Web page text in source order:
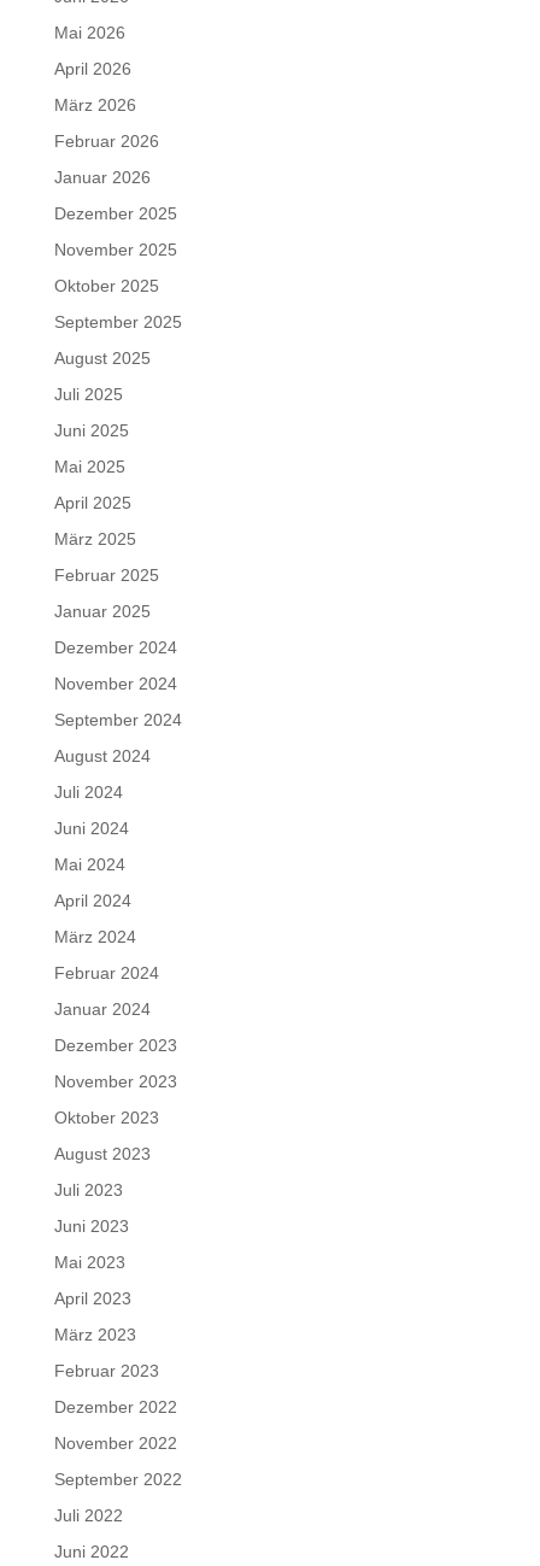
Mai 2026
April 2026
März 2026
Februar 2026
Januar 2026
Dezember 2025
November 2025
Oktober 2025
September 2025
August 2025
Juli 2025
Juni 2025
Mai 2025
April 2025
März 2025
Februar 2025
Januar 2025
Dezember 2024
November 2024
September 2024
August 2024
Juli 2024
Juni 2024
Mai 2024
April 2024
März 2024
Februar 2024
Januar 2024
Dezember 2023
November 2023
Oktober 2023
August 2023
Juli 2023
Juni 2023
Mai 2023
April 2023
März 2023
Februar 2023
Dezember 2022
November 2022
September 2022
Juli 2022
Juni 2022